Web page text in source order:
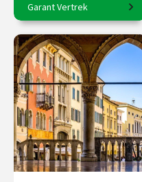
8-daagse reis o.l.v Karin
Braamhorst.
€ 3250.00
vanaf 15
okt.
Op locatie
Garant Vertrek